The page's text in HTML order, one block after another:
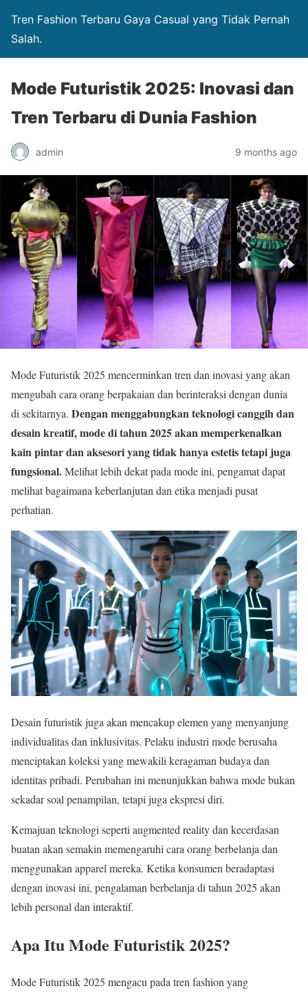
Tren Fashion Terbaru Gaya Casual yang Tidak Pernah
Salah.
Mode Futuristik 2025: Inovasi dan
Tren Terbaru di Dunia Fashion
admin 9 months ago
Mode Futuristik 2025 mencerminkan tren dan inovasi yang akan
mengubah cara orang berpakaian dan berinteraksi dengan dunia
di sekitarnya. Dengan menggabungkan teknologi canggih dan
desain kreatif, mode di tahun 2025 akan memperkenalkan
kain pintar dan aksesori yang tidak hanya estetis tetapi juga
fungsional.Melihat lebih dekat pada mode ini, pengamat dapat
melihat bagaimana keberlanjutan dan etika menjadi pusat
perhatian.
Desain futuristik juga akan mencakup elemen yang menyanjung
individualitas dan inklusivitas. Pelaku industri mode berusaha
menciptakan koleksi yang mewakili keragaman budaya dan
identitas pribadi. Perubahan ini menunjukkan bahwa mode bukan
sekadar soal penampilan, tetapi juga ekspresi diri.
Kemajuan teknologi seperti augmented reality dan kecerdasan
buatan akan semakin memengaruhi cara orang berbelanja dan
menggunakan apparel mereka. Ketika konsumen beradaptasi
dengan inovasi ini, pengalaman berbelanja di tahun 2025 akan
lebih personal dan interaktif.
Apa Itu Mode Futuristik 2025?
Mode Futuristik 2025 mengacu pada tren fashion yang